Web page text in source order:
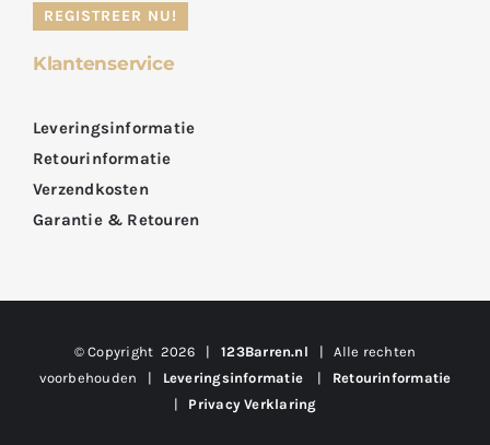
REGISTREER NU!
Klantenservice
Leveringsinformatie
Retourinformatie
Verzendkosten
Garantie & Retouren
© Copyright 2026 |123Barren.nl | Alle rechten
voorbehouden | Leveringsinformatie | Retourinformatie
| Privacy Verklaring